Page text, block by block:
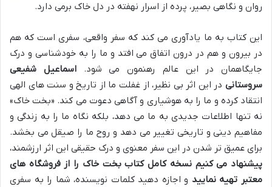
روان و نگاهی بصیر، پرده از اسرار نهفته در دل خاک برمی دارد.
این کتاب به ما یادآوری می کند که سفر واقعی، سفری است که هم
در بیرون و هم در درون اتفاق می افتد و ما را به خودشناسی و درک
جایگاهمان در این عالم رهنمون می شود.اسماعیل شفیعی
سروستانی در این اثر بی نظیر، از غفلت ما از تاریخ و سنت های الهی
انتقاد کرده و ما را به هوشیاری و آگاهی دعوت می کند. «بخت خاک»
نه تنها اطلاعات جدیدی به ما می دهد، بلکه نگاه ما را به زندگی و
مفاهیم دینی و تاریخی تغییر می دهد و روح ما را صیقل می بخشد.
برای عمیق تر شدن در این سفر معنوی و درک حقیقی این اثر ارزشمند،
پیشنهاد می کنیم نسخه کامل کتاب بخت خاک را از فروشگاه های
معتبر تهیه نمایید و اجازه دهید کلمات نویسنده، شما را به سفری